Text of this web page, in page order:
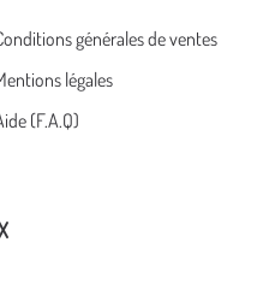
générales de ventes
légales
(F.A.Q)